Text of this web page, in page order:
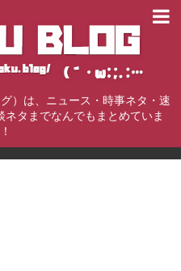
）は、ニュース・時事ネタ・速
タまでなんでもまとめていま